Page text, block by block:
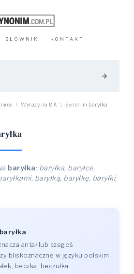
SŁOWNIK KONTAKT
arrow_forward
\ Wyrazy na BA \ Synonim baryłka
baryłka: baryłka, baryłce,
baryłką, baryłkę, baryłki,
antał lub czegoś
bliskoznaczne w języku polskim
beczka, beczułka.